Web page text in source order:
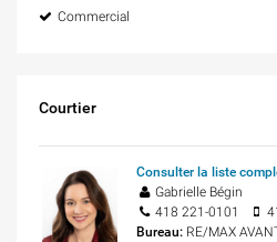
Commercial
Courtier
Consulter la liste
Gabrielle Bégin
418 221-0101
Bureau: RE/MAX